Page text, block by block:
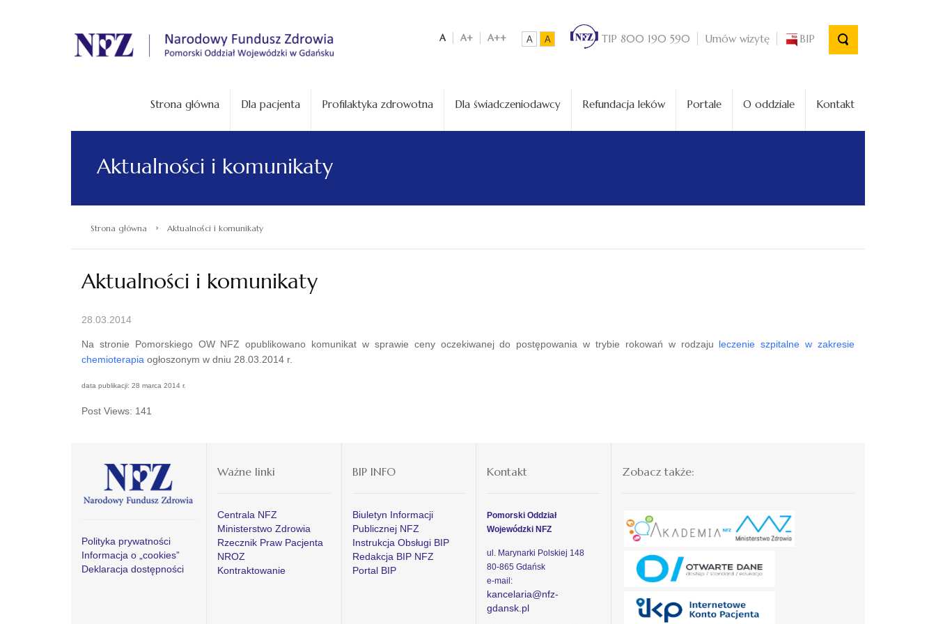
. A A+ A++ A A TIP 800 190 590 Umów wizytę BIP
Strona główna Dla pacjenta Profilaktyka zdrowotna Dla świadczeniodawcy Refundacja leków Portale O oddziale Kontakt
Aktualności i komunikaty
Strona główna › Aktualności i komunikaty
Aktualności i komunikaty
28.03.2014
Na stronie Pomorskiego OW NFZ opublikowano komunikat w sprawie ceny oczekiwanej do postępowania w trybie rokowań w rodzaju leczenie szpitalne w zakresie
chemioterapia ogłoszonym w dniu 28.03.2014 r.
data publikacji: 28 marca 2014 r.
Post Views: 141
Polityka prywatności
Informacja o „cookies”
Deklaracja dostępności
Ważne linki
Centrala NFZ
Ministerstwo Zdrowia
Rzecznik Praw Pacjenta
NROZ
Kontraktowanie
BIP INFO
Biuletyn Informacji
Publicznej NFZ
Instrukcja Obsługi BIP
Redakcja BIP NFZ
Portal BIP
Kontakt
Pomorski Oddział
Wojewódzki NFZ
ul. Marynarki Polskiej 148
80-865 Gdańsk
e-mail:
kancelaria@nfz-
gdansk.pl
Zobacz także: